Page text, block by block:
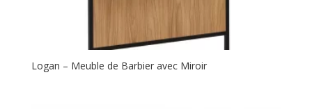
Logan – Meuble de Barbier avec Miroir